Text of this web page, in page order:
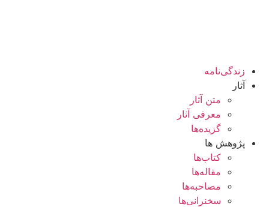
زندگی‌نامه
آثار
متن آثار
معرفی آثار
گزیده‌ها
پژوهش ها
کتاب‌ها
مقاله‌ها
مصاحبه‌ها
سخنرانی‌ها